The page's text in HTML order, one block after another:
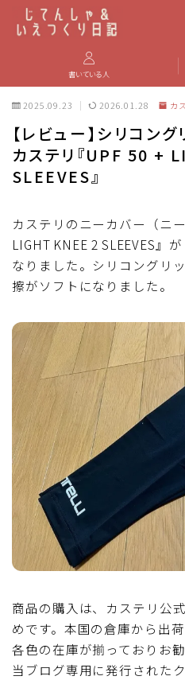
PBP(Paris-Brest-Paris)
エベレスティング
iGPSPORT
カステリ
ブルベ装備
ディスクブレーキ
Di2関連
ブルべレポート2025
ブルべレポート2024
ブルべレポート2023
ブルベレポート2022
ブルべレポート2021
書いている人
2025.09.23 2026.01.28 カ
【レビュー】シリコン
カステリ『UPF 50 +
SLEEVES』
カステリのニーカバー（ニ
LIGHT KNEE 2 SLEEVES』
なりました。シリコングリ
擦がソフトになりました。
商品の購入は、カステリ公
めです。本国の倉庫から出
各色の在庫が揃っておりお
当ブログ専用に発行された